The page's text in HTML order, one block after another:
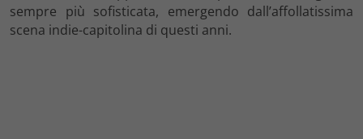
sempre più sofisticata, emergendo dall’affollatissima
scena indie-capitolina di questi anni.